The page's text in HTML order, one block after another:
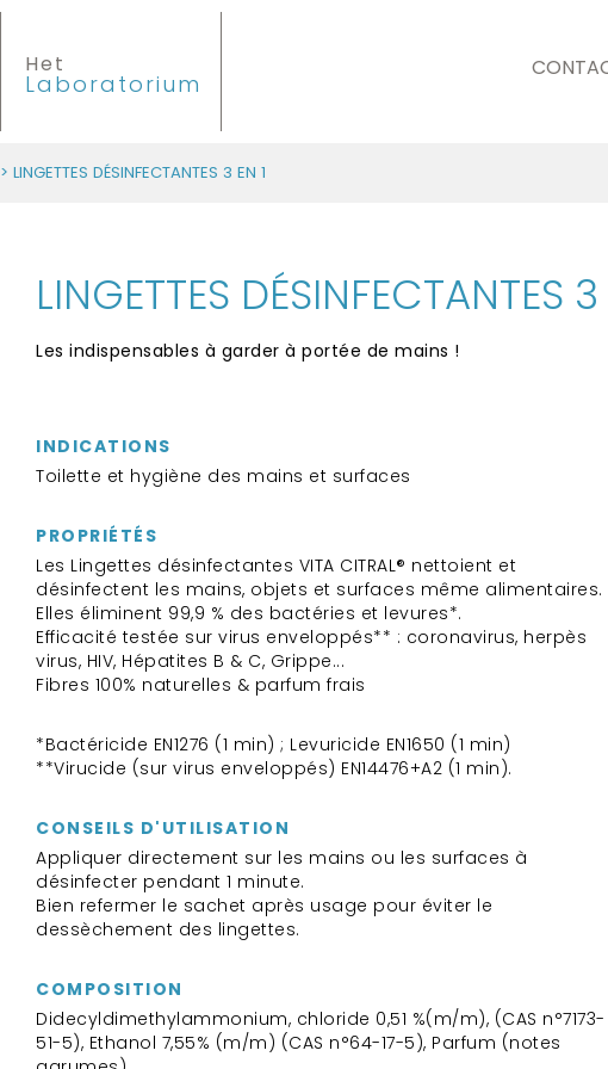
Het
Laboratorium
> LINGETTES DÉSINFECTANTES 3 EN 1
LINGETTES DÉSINFECTANTES 3
Les indispensables à garder à portée de mains !
INDICATIONS
Toilette et hygiène des mains et surfaces
PROPRIÉTÉS
Les Lingettes désinfectantes VITA CITRAL® nettoient et
désinfectent les mains, objets et surfaces même alimentaires.
Elles éliminent 99,9 % des bactéries et levures*.
Efficacité testée sur virus enveloppés** : coronavirus, herpès
virus, HIV, Hépatites B & C, Grippe...
Fibres 100% naturelles & parfum frais
*Bactéricide EN1276 (1 min) ; Levuricide EN1650 (1 min)
**Virucide (sur virus enveloppés) EN14476+A2 (1 min).
CONSEILS D'UTILISATION
Appliquer directement sur les mains ou les surfaces à
désinfecter pendant 1 minute.
Bien refermer le sachet après usage pour éviter le
dessèchement des lingettes.
COMPOSITION
Didecyldimethylammonium, chloride 0,51 %(m/m), (CAS n°7173-
51-5), Ethanol 7,55% (m/m) (CAS n°64-17-5), Parfum (notes